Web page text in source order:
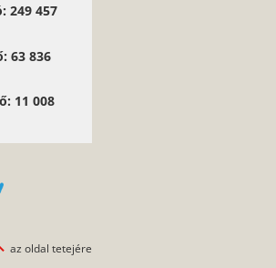
munkát :-) kis
örült neki :-) Tóth
249 457
63 836
11 008
az oldal tetejére